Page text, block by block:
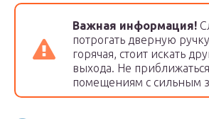
Важная информация!
потрогать дверную
горячая, стоит искать
выхода. Не
помещениям с сильным